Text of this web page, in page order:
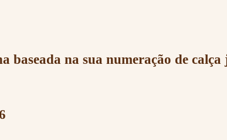
baseada na sua numeração de calça